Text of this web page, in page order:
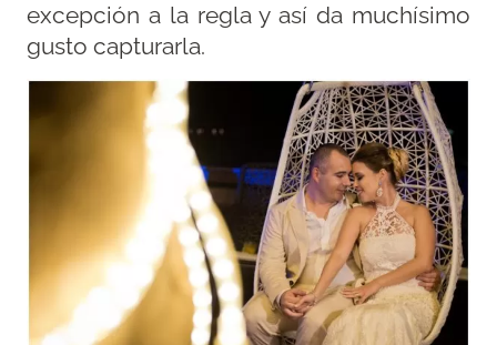
excepción a la regla y así da muchísimo
gusto capturarla.